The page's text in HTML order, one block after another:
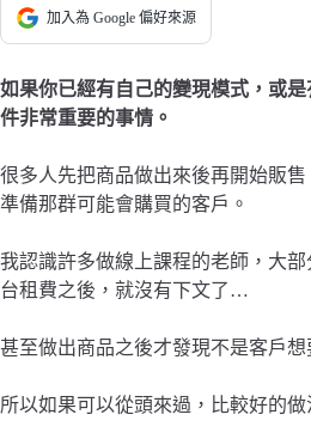
加入為 Google 偏好來源
如果你已經有自己的變現模式，或
件非常重要的事情。
很多人先把商品做出來後再開始販
準備那群可能會購買的客戶。
我認識許多做線上課程的老師，大
台租費之後，就沒有下文了…
甚至做出商品之後才發現不是客戶
所以如果可以從頭來過，比較好的做